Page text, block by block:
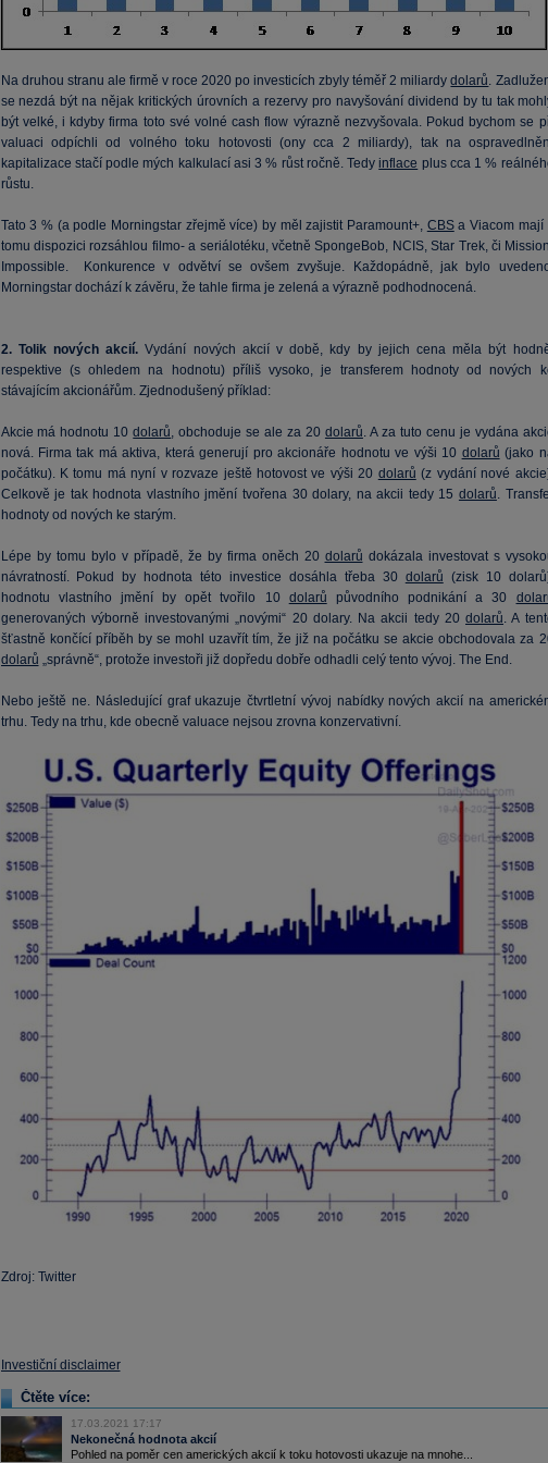
Na druhou stranu ale firmě v roce 2020 po investicích zbyly téměř 2 miliardydolarů.
se nezdá být na nějak kritických úrovních a rezervy pro navyšování dividend by tu tak
být velké, i kdyby firma toto své volné cash flow výrazně nezvyšovala. Pokud bychom se
valuaci odpíchli od volného toku hotovosti (ony cca 2 miliardy), tak na
kapitalizace stačí podle mých kalkulací asi 3 % růst ročně. Tedyinflace plus cca 1 %
růstu.
Tato 3 % (a podle Morningstar zřejmě více) by měl zajistit Paramount+, CBSa Viacom mají
tomu dispozici rozsáhlou filmo- a seriálotéku, včetně SpongeBob, NCIS, Star Trek, či
Impossible. Konkurence v odvětví se ovšem zvyšuje. Každopádně, jak bylo
Morningstar dochází k závěru, že tahle firma je zelená a výrazně podhodnocená.
2. Tolik nových akcií. Vydání nových akcií v době, kdy by jejich cena měla být
respektive (s ohledem na hodnotu) příliš vysoko, je transferem hodnoty od nových
stávajícím akcionářům. Zjednodušený příklad:
Akcie má hodnotu 10dolarů, obchoduje se ale za 20 dolarů. A za tuto cenu je vydána
nová. Firma tak má aktiva, která generují pro akcionáře hodnotu ve výši 10 dolarů (jako
počátku). K tomu má nyní v rozvaze ještě hotovost ve výši 20 dolarů (z vydání nové
Celkově je tak hodnota vlastního jmění tvořena 30 dolary, na akcii tedy 15 dolarů.
hodnoty od nových ke starým.
Lépe by tomu bylo v případě, že by firma oněch 20 dolarů dokázala investovat s
návratností. Pokud by hodnota této investice dosáhla třeba 30 dolarů (zisk 10
hodnotu vlastního jmění by opět tvořilo 10 dolarů původního podnikání a 30
generovaných výborně investovanými „novými“ 20 dolary. Na akcii tedy 20 dolarů. A
šťastně končící příběh by se mohl uzavřít tím, že již na počátku se akcie obchodovala za
dolarů „správně“, protože investoři již dopředu dobře odhadli celý tento vývoj. The End.
Nebo ještě ne. Následující graf ukazuje čtvrtletní vývoj nabídky nových akcií na
trhu. Tedy na trhu, kde obecně valuace nejsou zrovna konzervativní.
Zdroj: Twitter
Investiční disclaimer
Čtěte více:
17.03.2021 17:17
Nekonečná hodnota akcií
Pohled na poměr cen amerických akcií k toku hotovosti ukazuje na mnohe...